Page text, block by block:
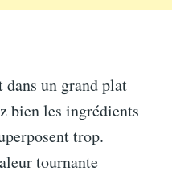
un grand plat
bien les ingrédients
trop.
tournante